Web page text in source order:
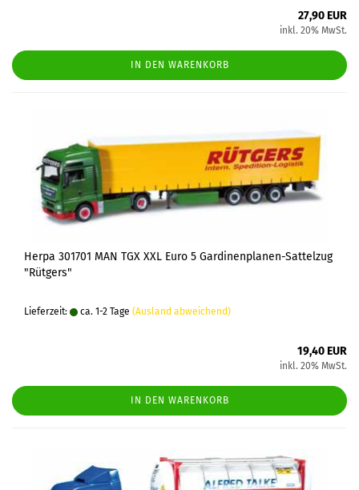
27,90 EUR
inkl. 20% MwSt.
IN DEN WARENKORB
Herpa 301701 MAN TGX XXL Euro 5 Gardinenplanen-Sattelzug
"Rütgers"
Lieferzeit: ca. 1-2 Tage (Ausland abweichend)
19,40 EUR
inkl. 20% MwSt.
IN DEN WARENKORB